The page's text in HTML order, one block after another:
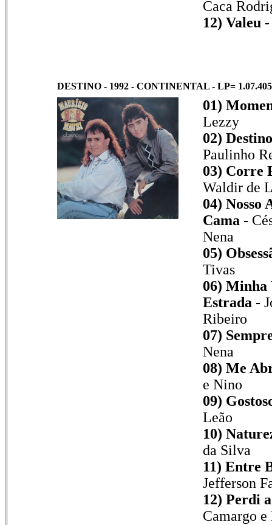
Caca
12) Valeu -
DESTINO - 1992 - CONTINENTAL - LP=
01)
Lezzy
02)
Paulinho
03) Corre
Waldir de
04) Nosso
Cama -
Nena
05)
Tivas
06) Minha
Estrada -
Ribeiro
07)
Nena
08) Me
e Nino
09)
Leão
10)
da Silva
11) Entre
Jefferson
12) Perdi
Camargo